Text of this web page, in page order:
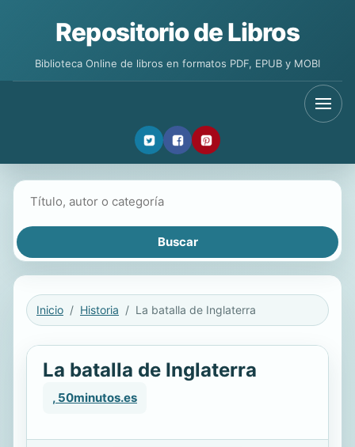
Repositorio de Libros
Biblioteca Online de libros en formatos PDF, EPUB y MOBI
Inicio Historia La batalla de Inglaterra
La batalla de Inglaterra
, 50minutos.es